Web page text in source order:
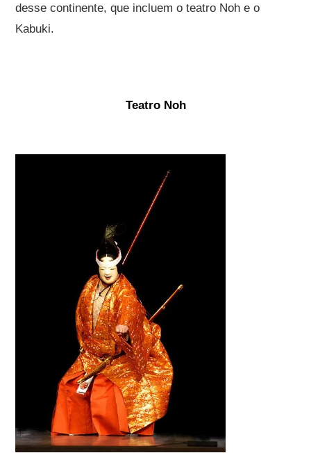
desse continente, que incluem o teatro Noh e o
Kabuki.
Teatro Noh